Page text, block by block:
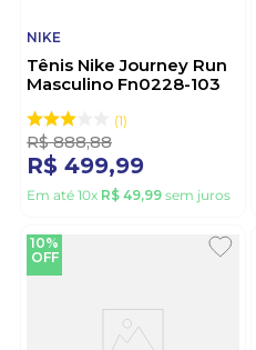
NIKE
Tênis Nike Journey Run
Masculino Fn0228-103
1
R$ 888,88
R$ 499,99
Em até 10x R$ 49,99 sem juros
10%
OFF